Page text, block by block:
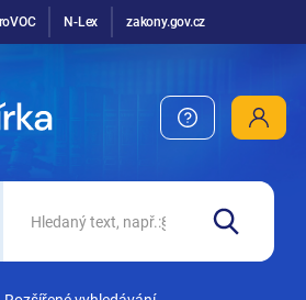
N-Lex zakony.gov.cz